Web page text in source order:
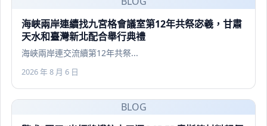
海峽兩岸連續找九宮格會議室第12年共祭宓羲，甘肅
天水和臺灣新北配合舉行典禮
海峽兩岸連交流續第12年共祭...
2026 年 8 月 6 日
BLOG